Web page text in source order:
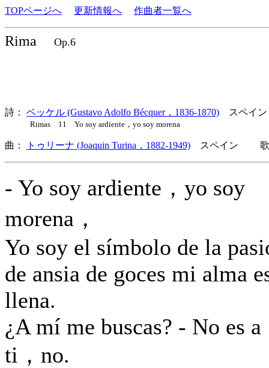
TOPページへ 更新情報へ 作曲者一覧へ
Rima Op.6
詩： ベッケル (Gustavo Adolfo Bécquer，1836-1870) スペイン
Rimas 11 Yo soy ardiente，yo soy morena
曲： トゥリーナ (Joaquin Turina，1882-1949) スペイン 歌詞
- Yo soy ardiente，yo soy
morena，
Yo soy el símbolo de la
de ansia de goces mi alma
llena.
¿A mí me buscas? - No es a
ti，no.